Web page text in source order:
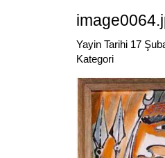
Yayin Tarihi 17
Kategori